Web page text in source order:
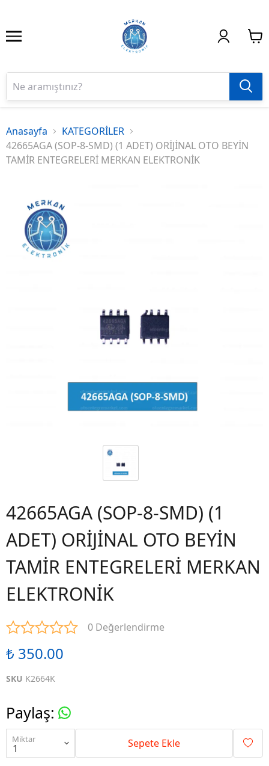
Anasayfa
KATEGORİLER
42665AGA (SOP-8-SMD) (1 ADET) ORİJİNAL OTO BEYİN
TAMİR ENTEGRELERİ MERKAN ELEKTRONİK
42665AGA (SOP-8-SMD) (1
ADET) ORİJİNAL OTO BEYİN
TAMİR ENTEGRELERİ MERKAN
ELEKTRONİK
0 Değerlendirme
₺ 350.00
SKU K2664K
Paylaş:
Miktar Sepete Ekle